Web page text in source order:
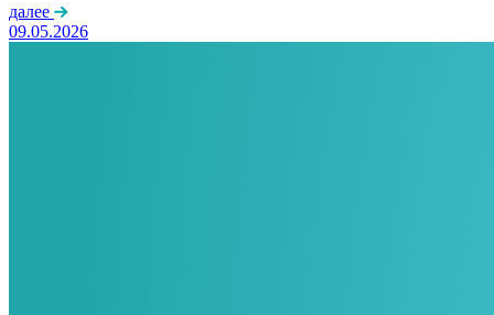
далее
09.05.2026